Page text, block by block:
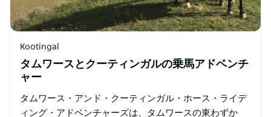
Kootingal
タムワースとクーティンガルの乗馬アドベンチ
ャー
タムワース・アンド・クーティンガル・ホース・ライデ
ィング・アドベンチャーズは、タムワースの東わずか